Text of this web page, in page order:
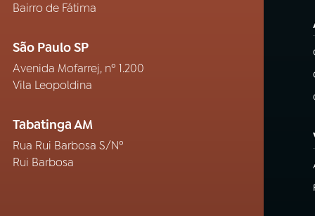
Bairro de Fátima
São Paulo SP
Avenida Mofarrej, nº 1.200
Vila Leopoldina
Tabatinga AM
Rua Rui Barbosa S/Nº
Rui Barbosa